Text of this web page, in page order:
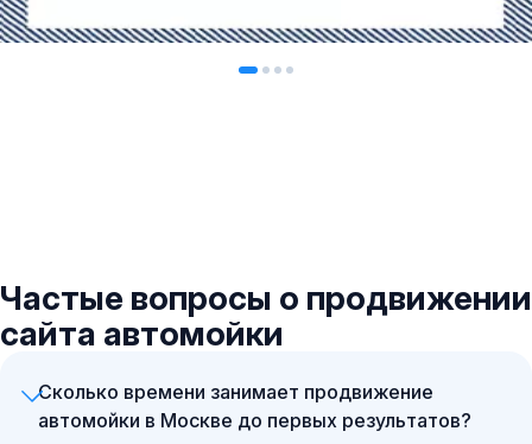
Частые вопросы о продвижении
сайта автомойки
Сколько времени занимает продвижение
автомойки в Москве до первых результатов?